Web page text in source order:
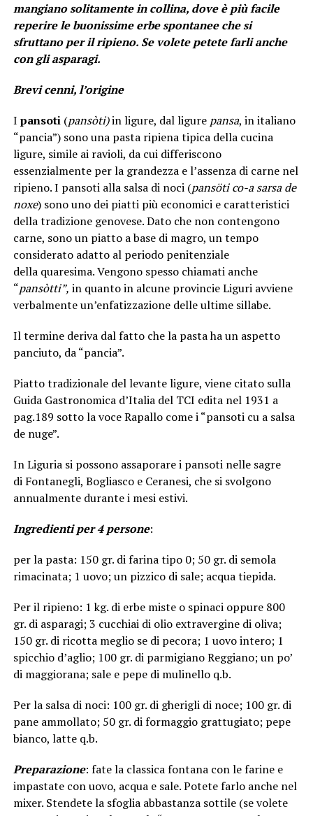
mangiano solitamente in collina, dove è più facile
reperire le buonissime erbe spontanee che si
sfruttano per il ripieno. Se volete petete farli anche
con gli asparagi.
Brevi cenni, l’origine
I pansoti(pansòti)in ligure, dal ligure pansa, in italiano
“pancia”) sono una pasta ripiena tipica della cucina
ligure, simile ai ravioli, da cui differiscono
essenzialmente per la grandezza e l’assenza di carne nel
ripieno. I pansoti alla salsa di noci (pansöti co-a sarsa de
noxe) sono uno dei piatti più economici e caratteristici
della tradizione genovese. Dato che non contengono
carne, sono un piatto a base di magro, un tempo
considerato adatto al periodo penitenziale
della quaresima. Vengono spesso chiamati anche
“pansòtti”, in quanto in alcune provincie Liguri avviene
verbalmente un’enfatizzazione delle ultime sillabe.
Il termine deriva dal fatto che la pasta ha un aspetto
panciuto, da “pancia”.
Piatto tradizionale del levante ligure, viene citato sulla
Guida Gastronomica d’Italia del TCI edita nel 1931 a
pag.189 sotto la voce Rapallo come i “pansoti cu a salsa
de nuge”.
In Liguria si possono assaporare i pansoti nelle sagre
di Fontanegli, Bogliasco e Ceranesi, che si svolgono
annualmente durante i mesi estivi.
Ingredienti per 4 persone:
per la pasta: 150 gr. di farina tipo 0; 50 gr. di semola
rimacinata; 1 uovo; un pizzico di sale; acqua tiepida.
Per il ripieno: 1 kg. di erbe miste o spinaci oppure 800
gr. di asparagi; 3 cucchiai di olio extravergine di oliva;
150 gr. di ricotta meglio se di pecora; 1 uovo intero; 1
spicchio d’aglio; 100 gr. di parmigiano Reggiano; un po’
di maggiorana; sale e pepe di mulinello q.b.
Per la salsa di noci: 100 gr. di gherigli di noce; 100 gr. di
pane ammollato; 50 gr. di formaggio grattugiato; pepe
bianco, latte q.b.
Preparazione: fate la classica fontana con le farine e
impastate con uovo, acqua e sale. Potete farlo anche nel
mixer. Stendete la sfoglia abbastanza sottile (se volete